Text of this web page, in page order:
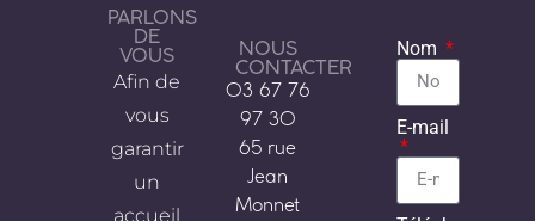
PARLONS
DE
VOUS
Afin de
vous
garantir
un
accueil
NOUS
CONTACTER
03 67 76
97 30
65 rue
Jean
Monnet
Nom
E-mail